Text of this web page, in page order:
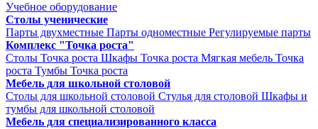
Учебное оборудование
Столы ученические
Парты двухместные Парты одноместные Регулируемые парты
Комплекс "Точка роста"
Столы Точка роста Шкафы Точка роста Мягкая мебель Точка
роста Тумбы Точка роста
Мебель для школьной столовой
Столы для школьной столовой Стулья для столовой Шкафы и
тумбы для школьной столовой
Мебель для специализированного класса